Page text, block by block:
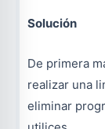
Solución
De primera
realizar una
eliminar